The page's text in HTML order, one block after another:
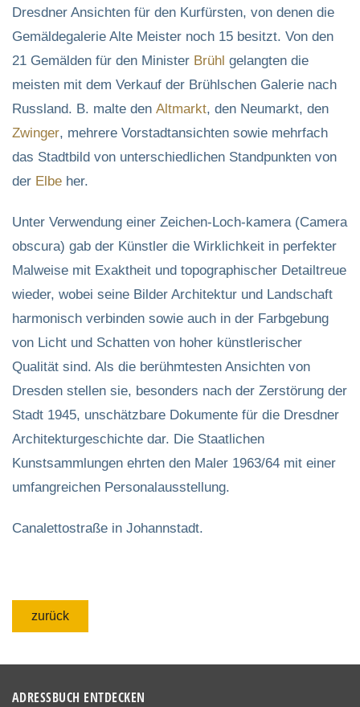
Dresdner Ansichten für den Kurfürsten, von denen die
Gemäldegalerie Alte Meister noch 15 besitzt. Von den
21 Gemälden für den Minister Brühl gelangten die
meisten mit dem Verkauf der Brühlschen Galerie nach
Russland. B. malte den Altmarkt, den Neumarkt, den
Zwinger, mehrere Vorstadtansichten sowie mehrfach
das Stadtbild von unterschiedlichen Standpunkten von
der Elbe her.
Unter Verwendung einer Zeichen-Loch-kamera (Camera
obscura) gab der Künstler die Wirklichkeit in perfekter
Malweise mit Exaktheit und topographischer Detailtreue
wieder, wobei seine Bilder Architektur und Landschaft
harmonisch verbinden sowie auch in der Farbgebung
von Licht und Schatten von hoher künstlerischer
Qualität sind. Als die berühmtesten Ansichten von
Dresden stellen sie, besonders nach der Zerstörung der
Stadt 1945, unschätzbare Dokumente für die Dresdner
Architekturgeschichte dar. Die Staatlichen
Kunstsammlungen ehrten den Maler 1963/64 mit einer
umfangreichen Personalausstellung.
Canalettostraße in Johannstadt.
zurück
ADRESSBUCH ENTDECKEN